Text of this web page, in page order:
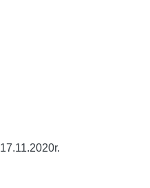
17.11.2020r.